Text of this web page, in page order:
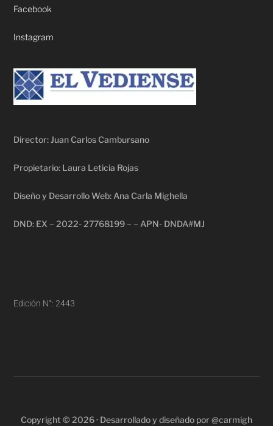
Facebook
Instagram
Director: Juan Carlos Cambursano
Propietario: Laura Leticia Rojas
Diseño y Desarrollo Web: Ana Carla Mighella
DND: EX – 2022- 27768199 – – APN- DNDA#MJ
Edición N°: 2443
Copyright © 2026 · Desarrollado y diseñado por @carmigh